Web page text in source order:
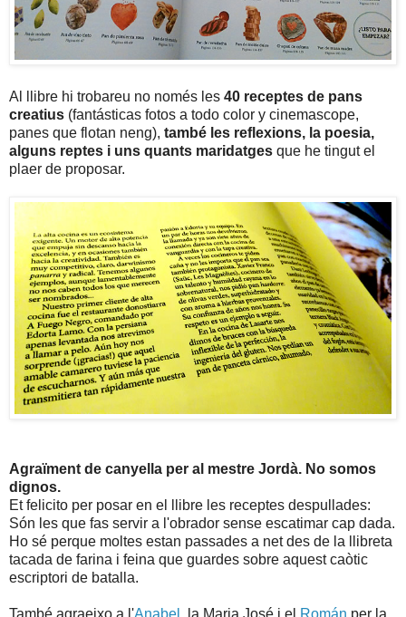
Al llibre hi trobareu no només les 40 receptes de pans
creatius (fantásticas fotos a todo color y cinemascope,
panes que flotan neng), també les reflexions, la poesia,
alguns reptes i uns quants maridatges que he tingut el
plaer de proposar.
Agraïment de canyella per al mestre Jordà. No somos
dignos.
Et felicito per posar en el llibre les receptes despullades:
Són les que fas servir a l'obrador sense escatimar cap dada.
Ho sé perque moltes estan passades a net des de la llibreta
tacada de farina i feina que guardes sobre aquest caòtic
escriptori de batalla.